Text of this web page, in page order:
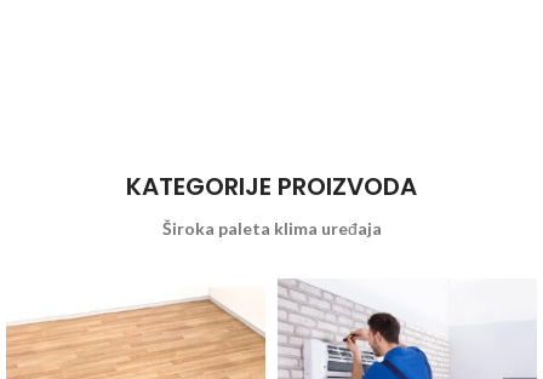
KATEGORIJE PROIZVODA
Široka paleta klima uređaja